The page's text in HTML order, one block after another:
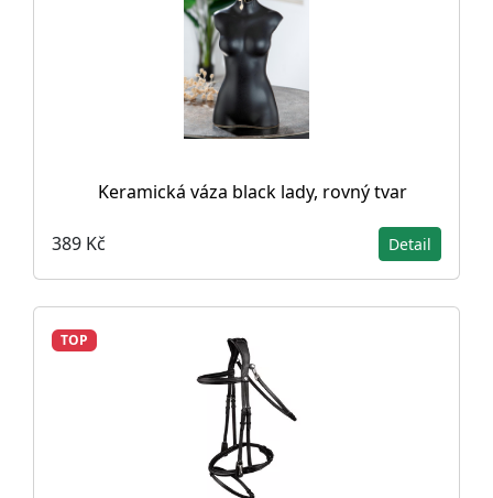
Keramická váza black lady, rovný tvar
389 Kč Detail
TOP